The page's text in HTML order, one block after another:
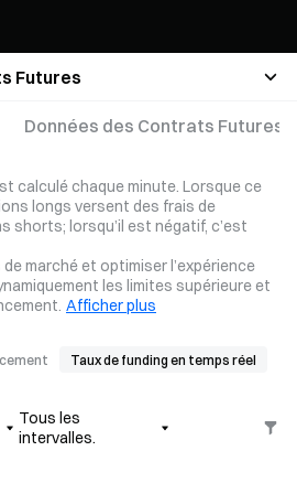
Futures
Données des Contrats Futures
calculé chaque minute. Lorsque ce
longs versent des frais de
shorts; lorsqu’il est négatif, c’est
marché et optimiser l’expérience
les limites supérieure et
Afficher plus
Taux de funding en temps réel
Tous les
intervalles.